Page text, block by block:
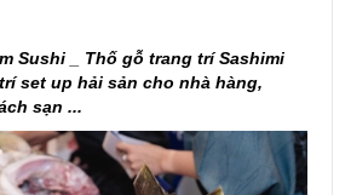
Sushi _ Thố gỗ trang trí Sashimi
set up hải sản cho nhà hàng,
sạn ...